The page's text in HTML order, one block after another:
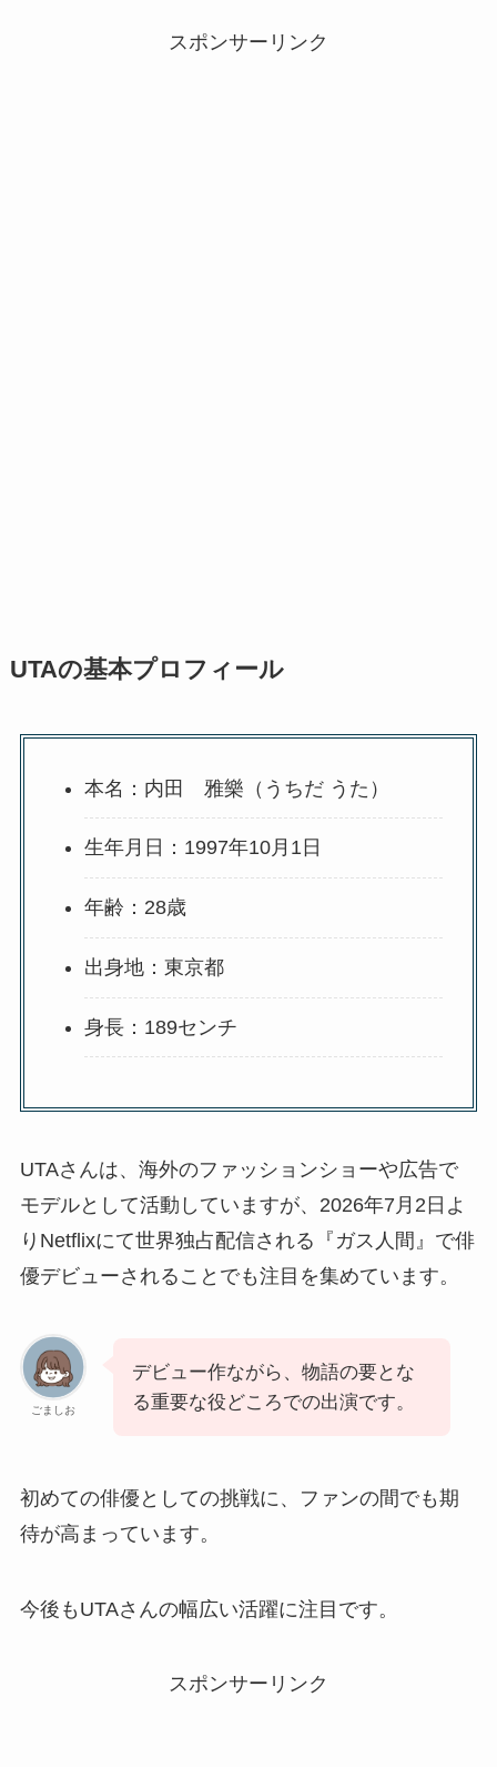
スポンサーリンク
UTAの基本プロフィール
本名：内田 雅樂（うちだ うた）
生年月日：1997年10月1日
年齢：28歳
出身地：東京都
身長：189センチ
UTAさんは、海外のファッションショーや広告で
モデルとして活動していますが、2026年7月2日よ
りNetflixにて世界独占配信される『ガス人間』で俳
優デビューされることでも注目を集めています。
ごましお
デビュー作ながら、物語の要とな
る重要な役どころでの出演です。
初めての俳優としての挑戦に、ファンの間でも期
待が高まっています。
今後もUTAさんの幅広い活躍に注目です。
スポンサーリンク